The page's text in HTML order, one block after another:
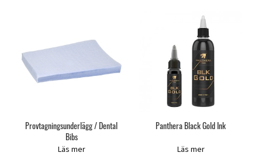
Provtagningsunderlägg / Dental
Bibs
Läs mer
Panthera Black Gold Ink
Läs mer